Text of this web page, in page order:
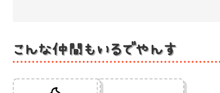
こんな仲間もいるでやんす